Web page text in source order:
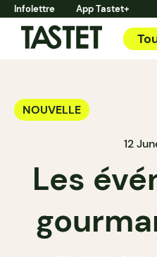
Infolettre App Tastet+
NOUVELLE
12
Les